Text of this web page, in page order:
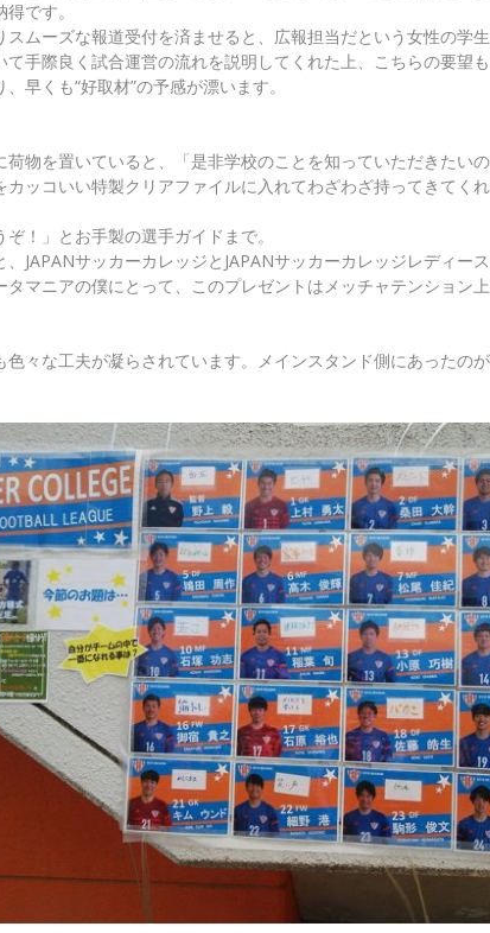
です。
スムーズな報道受付を済ませると、広報担当だという女性の学生
て手際良く試合運営の流れを説明してくれた上、こちらの要望
早くも“好取材”の予感が漂います。
荷物を置いていると、「是非学校のことを知っていただきたい
カッコいい特製クリアファイルに入れてわざわざ持ってきてく
！」とお手製の選手ガイドまで。
JAPANサッカーカレッジとJAPANサッカーカレッジレディー
マニアの僕にとって、このプレゼントはメッチャテンション上
色々な工夫が凝らされています。メインスタンド側にあったのが